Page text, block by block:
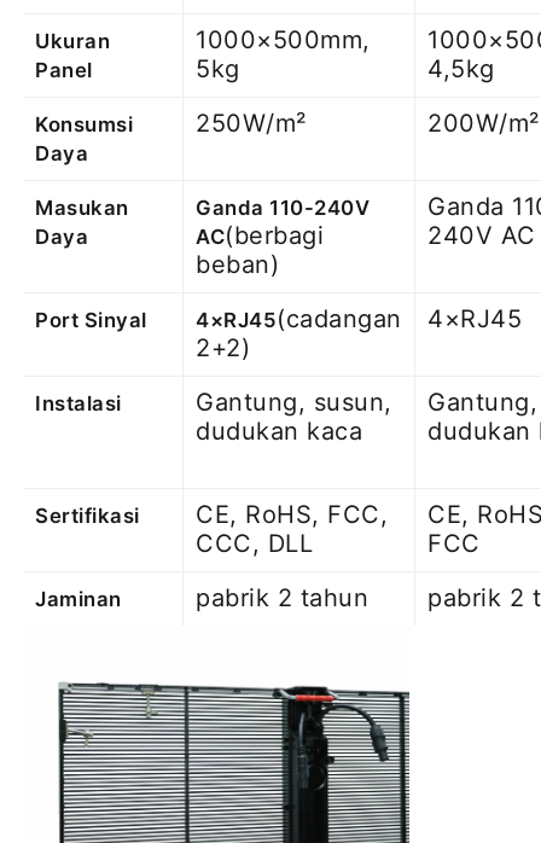
Ukuran
Panel
1000×500mm,
5kg
4,5kg
Konsumsi
Daya
250W/m² 200W/m²
Masukan
Daya
Ganda 110-240V
AC(berbagi
beban)
Ganda
240V AC
Port Sinyal 4×RJ45(cadangan
2+2)
4×RJ45
Instalasi
Gantung, susun,
dudukan kaca
Gantung,
dudukan
Sertifikasi
CE, RoHS, FCC,
CCC, DLL
CE,
FCC
Jaminan pabrik 2 tahun pabrik 2